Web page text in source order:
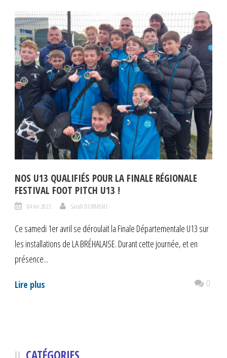
NOS U13 QUALIFIÉS POUR LA FINALE RÉGIONALE
FESTIVAL FOOT PITCH U13 !
04 Avr 2023 Sarah DORMEAU
Ce samedi 1er avril se déroulait la Finale Départementale U13 sur
les installations de LA BRÉHALAISE. Durant cette journée, et en
présence...
Lire plus 0